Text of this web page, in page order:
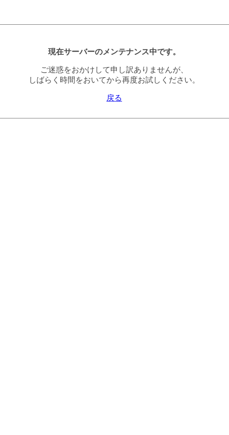
現在サーバーのメンテナンス中です。
ご迷惑をおかけして申し訳ありませんが、
しばらく時間をおいてから再度お試しください。
戻る